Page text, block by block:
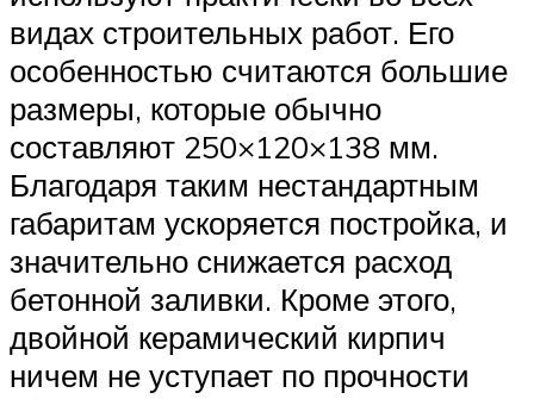
видах строительных работ. Его
особенностью считаются большие
размеры, которые обычно
составляют 250×120×138 мм.
Благодаря таким нестандартным
габаритам ускоряется постройка, и
значительно снижается расход
бетонной заливки. Кроме этого,
двойной керамический кирпич
ничем не уступает по прочности